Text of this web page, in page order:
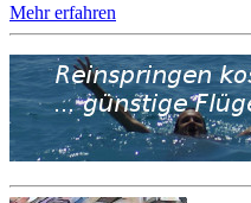
Mehr erfahren